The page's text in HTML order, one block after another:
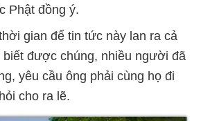
Phật đồng ý.
gian để tin tức này lan ra cả
biết được chúng, nhiều người đã
yêu cầu ông phải cùng họ đi
cho ra lẽ.